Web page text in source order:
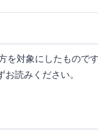
を対象にしたものです
読みください。